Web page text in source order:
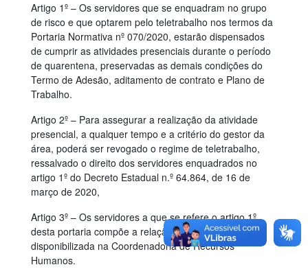
Artigo 1º – Os servidores que se enquadram no grupo
de risco e que optarem pelo teletrabalho nos termos da
Portaria Normativa nº 070/2020, estarão dispensados
de cumprir as atividades presenciais durante o período
de quarentena, preservadas as demais condições do
Termo de Adesão, aditamento de contrato e Plano de
Trabalho.
Artigo 2º – Para assegurar a realização da atividade
presencial, a qualquer tempo e a critério do gestor da
área, poderá ser revogado o regime de teletrabalho,
ressalvado o direito dos servidores enquadrados no
artigo 1º do Decreto Estadual n.º 64.864, de 16 de
março de 2020,
Artigo 3º – Os servidores a que se refere o artigo 1º
desta portaria compõe a relação Anexo I,
disponibilizada na Coordenadoria de Recursos
Humanos.